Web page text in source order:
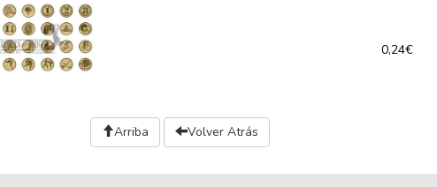
0,24€
Arriba Volver Atrás